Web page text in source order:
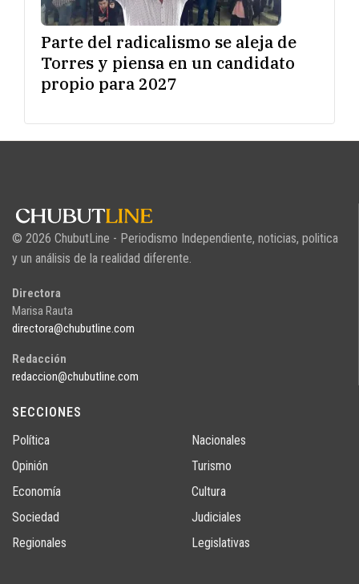
Parte del radicalismo se aleja de
Torres y piensa en un candidato
propio para 2027
© 2026 ChubutLine - Periodismo Independiente, noticias, politica
y un análisis de la realidad diferente.
Directora
Marisa Rauta
directora@chubutline.com
Redacción
redaccion@chubutline.com
SECCIONES
Política
Opinión
Economía
Sociedad
Regionales
Nacionales
Turismo
Cultura
Judiciales
Legislativas